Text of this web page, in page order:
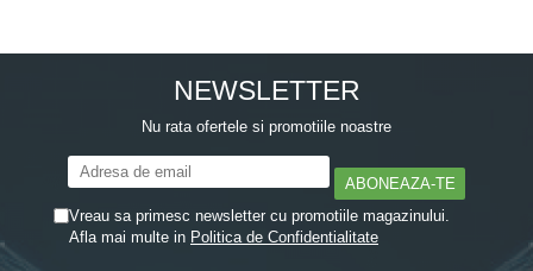
NEWSLETTER
Nu rata ofertele si promotiile noastre
Vreau sa primesc newsletter cu promotiile magazinului.
Afla mai multe in Politica de Confidentialitate